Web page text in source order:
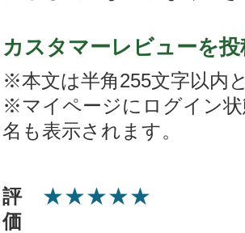
カスタマーレビューを
※本文は半角255文字以内
※マイページにログイン
名も表示されます。
評
価
★★★★★